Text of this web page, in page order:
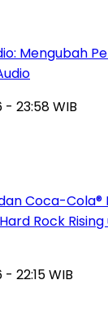
Mengubah
- 23:58 WIB
Coca-
Rock
22:15 WIB